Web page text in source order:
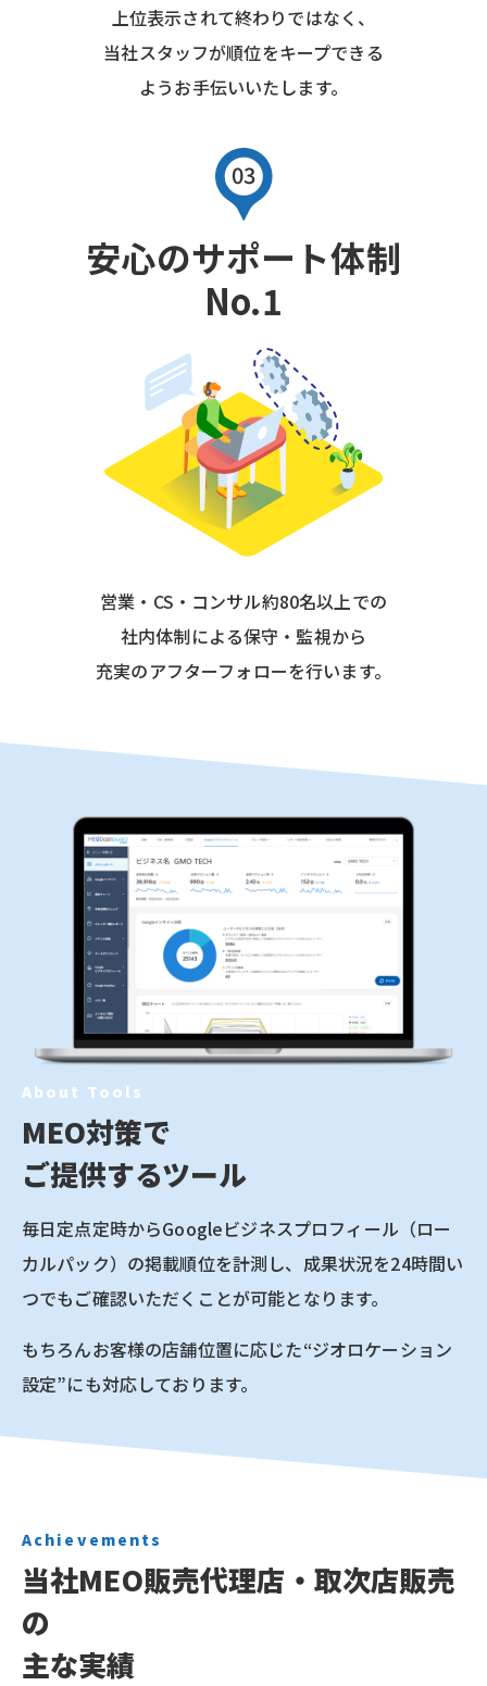
上位表示されて終わりではなく、
当社スタッフが順位をキープできる
ようお手伝いいたします。
安心のサポート体制
No.1
営業・CS・コンサル約80名以上での
社内体制による保守・監視から
充実のアフターフォローを行います。
About Tools
MEO対策で
ご提供するツール
毎日定点定時からGoogleビジネスプロフィール（ロー
カルパック）の掲載順位を計測し、 成果状況を24時間い
つでもご確認いただくことが可能となります。
もちろんお客様の店舗位置に応じた“ジオロケーション
設定”にも対応しております。
Achievements
当社MEO販売代理店・取次店販売
の
主な実績